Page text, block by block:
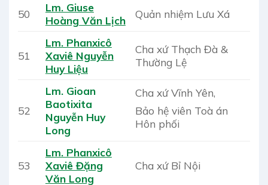
50
Lm. Giuse
Hoàng Văn Lịch
Quản nhiệm Lưu Xá
51
Lm. Phanxicô
Xaviê Nguyễn
Huy Liệu
Cha xứ Thạch Đà &
Thường Lệ
52
Lm. Gioan
Baotixita
Nguyễn Huy
Long
Cha xứ Vĩnh Yên,
Bảo hệ viên Toà án
Hôn phối
53
Lm. Phanxicô
Xaviê Đặng
Văn Long
Cha xứ Bỉ Nội